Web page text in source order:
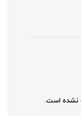
نشده است.